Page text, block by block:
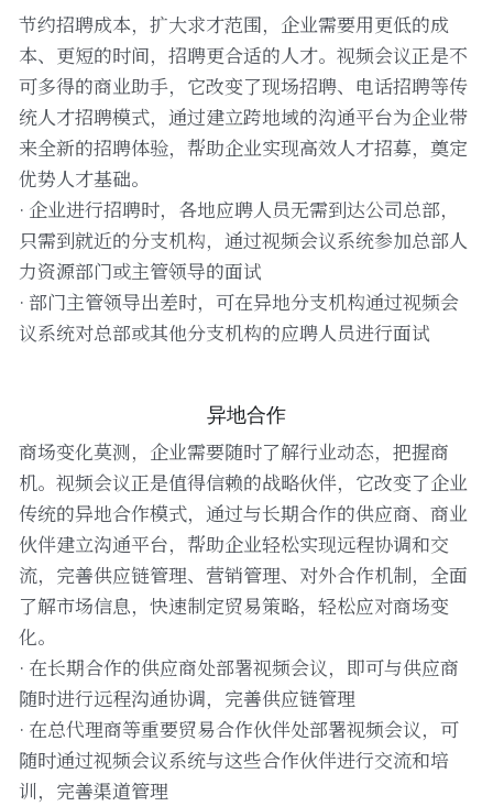
节约招聘成本，扩大求才范围，企业需要用更低的成
本、更短的时间，招聘更合适的人才。视频会议正是不
可多得的商业助手，它改变了现场招聘、电话招聘等传
统人才招聘模式，通过建立跨地域的沟通平台为企业带
来全新的招聘体验，帮助企业实现高效人才招募，奠定
优势人才基础。
· 企业进行招聘时，各地应聘人员无需到达公司总部，
只需到就近的分支机构，通过视频会议系统参加总部人
力资源部门或主管领导的面试
· 部门主管领导出差时，可在异地分支机构通过视频会
议系统对总部或其他分支机构的应聘人员进行面试
异地合作
商场变化莫测，企业需要随时了解行业动态，把握商
机。视频会议正是值得信赖的战略伙伴，它改变了企业
传统的异地合作模式，通过与长期合作的供应商、商业
伙伴建立沟通平台，帮助企业轻松实现远程协调和交
流，完善供应链管理、营销管理、对外合作机制，全面
了解市场信息，快速制定贸易策略，轻松应对商场变
化。
· 在长期合作的供应商处部署视频会议，即可与供应商
随时进行远程沟通协调，完善供应链管理
· 在总代理商等重要贸易合作伙伴处部署视频会议，可
随时通过视频会议系统与这些合作伙伴进行交流和培
训，完善渠道管理